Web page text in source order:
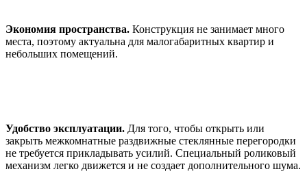
Экономия пространства. Конструкция не занимает много
места, поэтому актуальна для малогабаритных квартир и
небольших помещений.
Удобство эксплуатации. Для того, чтобы открыть или
закрыть межкомнатные раздвижные стеклянные перегородки
не требуется прикладывать усилий. Специальный роликовый
механизм легко движется и не создает дополнительного шума.